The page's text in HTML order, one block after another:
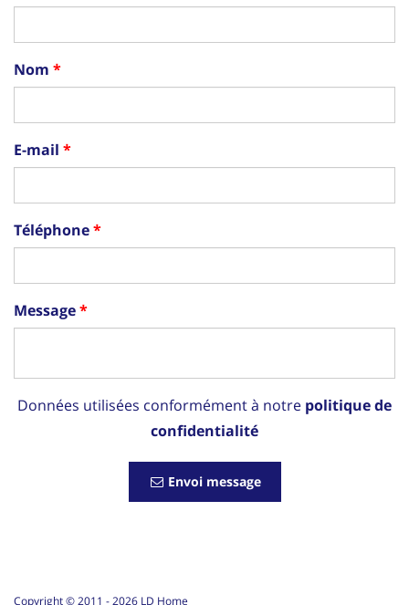
Nom
E-mail
Téléphone
Message
Données utilisées conformément à notre politique de
confidentialité
Envoi message
Copyright © 2011 -2026 LD Home